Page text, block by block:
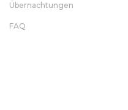
Übernachtungen
FAQ